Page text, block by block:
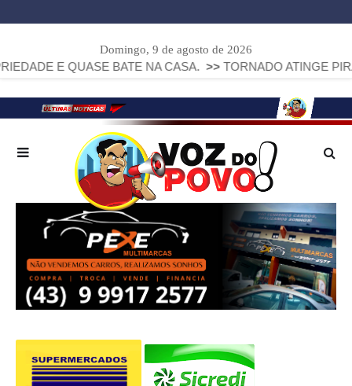
Domingo, 9 de agosto de 2026
BATE NA CASA. >> TORNADO ATINGE PIRAÍ DO SUL E